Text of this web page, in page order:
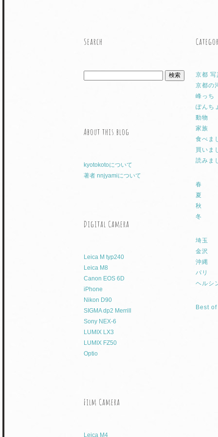
Search
About this blog
kyotokotoについて
著者 nnjyamiについて
Digital Camera
Leica M typ240
Leica M8
Canon EOS 6D
iPhone
Nikon D90
SIGMA dp2 Merrill
Sony NEX-6
LUMIX LX3
LUMIX FZ50
Optio
Film Camera
Leica M4
京都 写
京都の
峰っち
ぽんち
動物
家族
食べま
買いま
読みま
春
夏
秋
冬
埼玉
金沢
沖縄
パリ
ヘルシ
Best